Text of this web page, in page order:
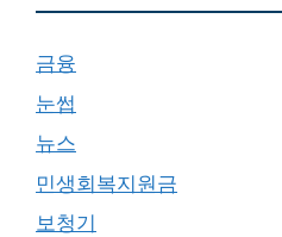
금융
눈썹
뉴스
민생회복지원금
보청기